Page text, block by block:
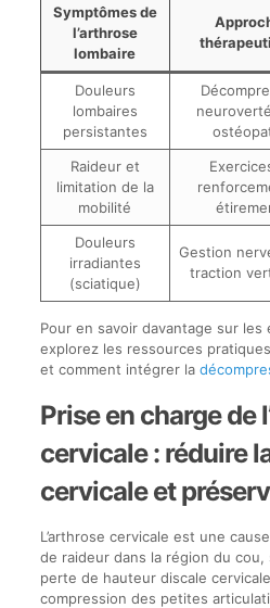
Symptômes de
l’arthrose
lombaire
Douleurs
lombaires
persistantes
Raideur et
limitation de la
mobilité
Douleurs
irradiantes
(sciatique)
Gestion
traction
Pour en savoir davantage sur les
explorez les ressources
et comment intégrer la
Prise en charge de
cervicale : réduire
cervicale et
L’arthrose cervicale est une
de raideur dans la région du
perte de hauteur discale
compression des petites